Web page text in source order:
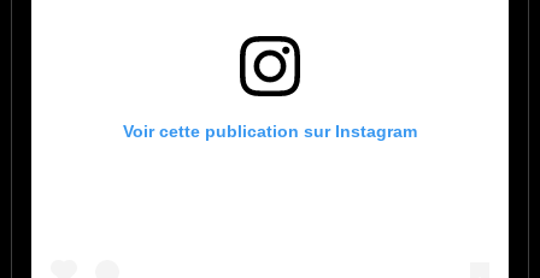
Voir cette publication sur Instagram